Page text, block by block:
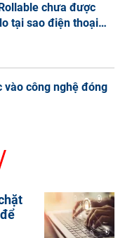
chưa được
tại sao điện thoại
công nghệ đóng